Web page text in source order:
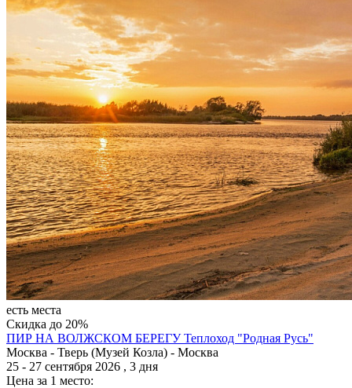
есть места
Скидка до 20%
ПИР НА ВОЛЖСКОМ БЕРЕГУТеплоход "Родная Русь"
Москва - Тверь (Музей Козла) - Москва
25 - 27 сентября 2026 , 3 дня
Цена за 1 место: